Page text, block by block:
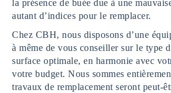
la présence de buée due à une
autant d’indices pour le remplacer.
Chez CBH, nous disposons d’une
à même de vous conseiller sur le type
surface optimale, en harmonie avec
votre budget. Nous sommes
travaux de remplacement seront peut-